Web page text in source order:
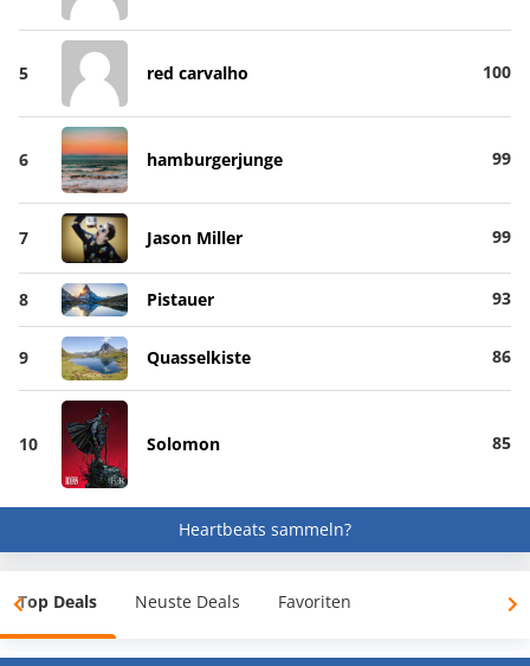
5 red carvalho 100
6 hamburgerjunge 99
7 Jason Miller 99
8 Pistauer 93
9 Quasselkiste 86
10 Solomon 85
Heartbeats sammeln?
Top Deals Neuste Deals Favoriten